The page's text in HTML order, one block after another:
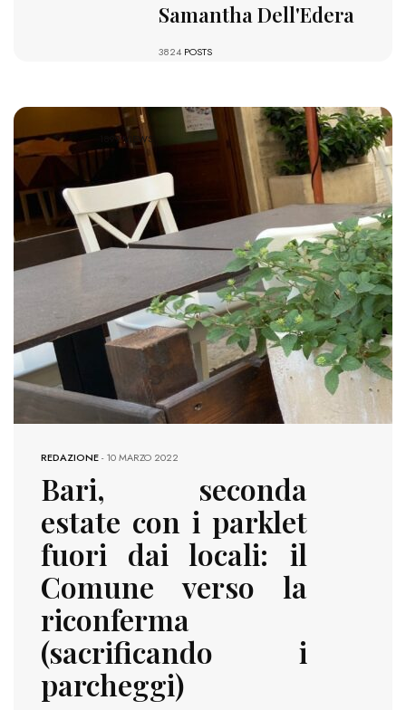
Samantha Dell'Edera
3824 POSTS
1899 VIEWS
REDAZIONE-10 MARZO 2022
Bari, seconda
estate con i parklet
fuori dai locali: il
Comune verso la
riconferma
(sacrificando i
parcheggi)